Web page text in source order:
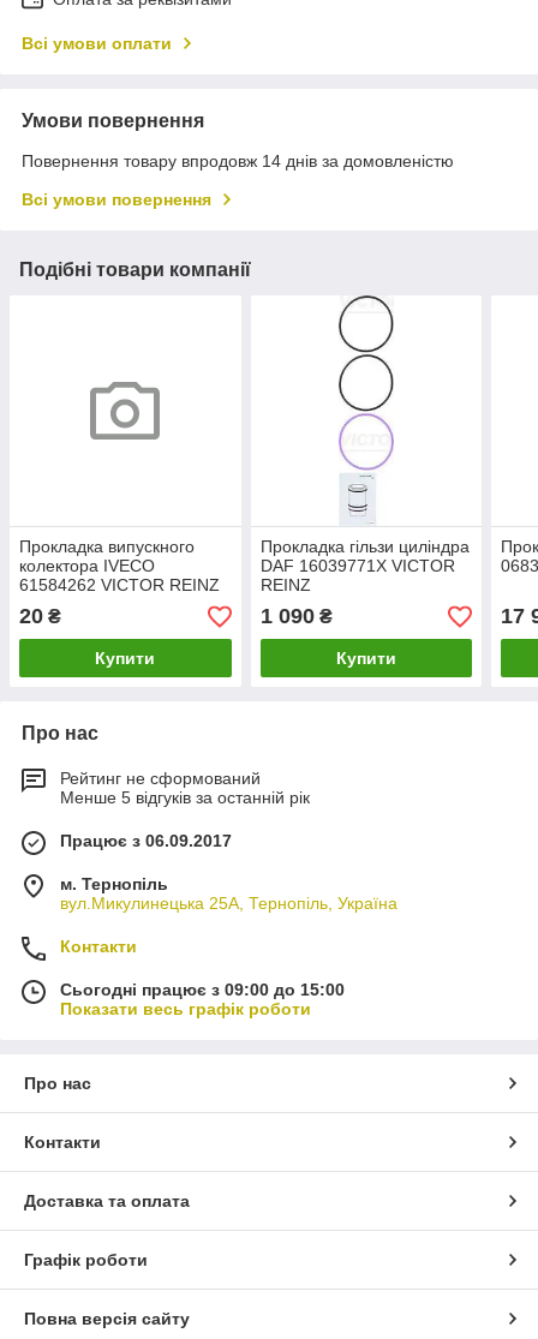
Всі умови оплати
Умови повернення
Повернення товару впродовж 14 днів за домовленістю
Всі умови повернення
Подібні товари компанії
Прокладка випускного
колектора IVECO
61584262 VICTOR REINZ
20 ₴
Купити
Прокладка гільзи циліндра
DAF 16039771X VICTOR
REINZ
1 090₴
Купити
17
Про нас
Рейтинг не сформований
Менше 5 відгуків за останній рік
Працює з 06.09.2017
м. Тернопіль
вул.Микулинецька 25А, Тернопіль, Україна
Контакти
Сьогодні працює з 09:00 до 15:00
Показати весь графік роботи
Про нас
Контакти
Доставка та оплата
Графік роботи
Повна версія сайту